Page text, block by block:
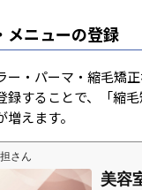
メニューの登録
ー・パーマ・縮毛矯
録することで、「縮
えます。
さん
美容